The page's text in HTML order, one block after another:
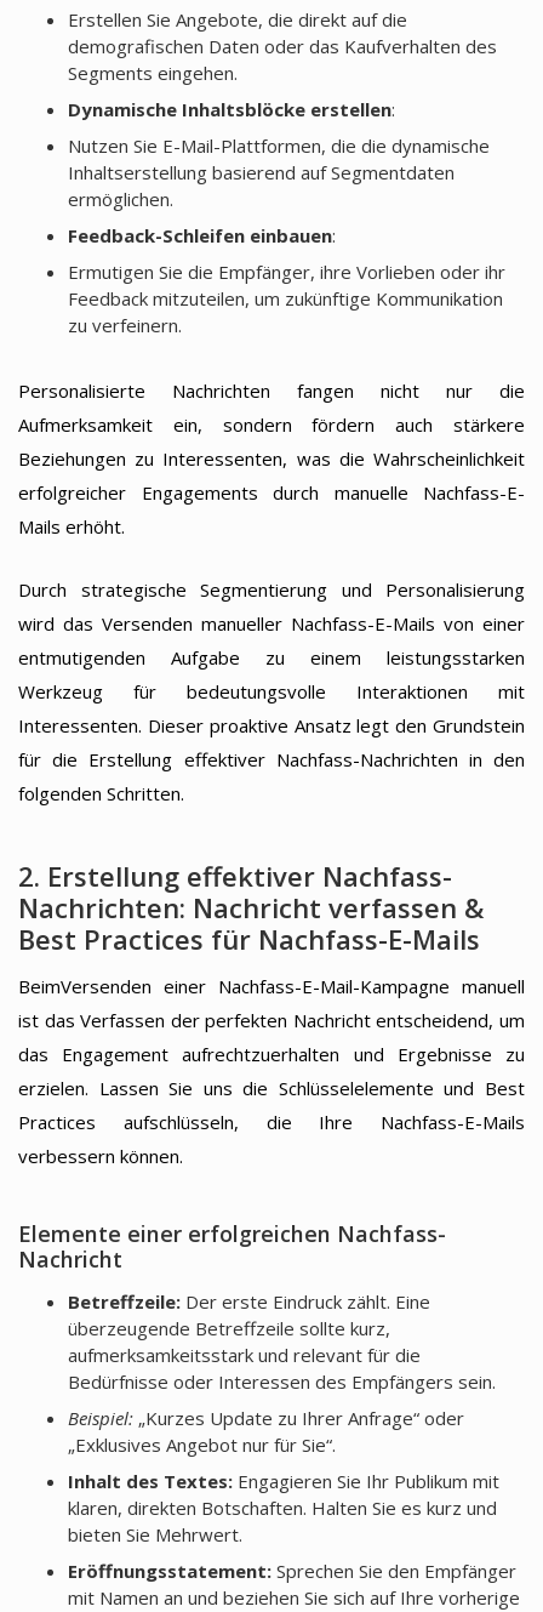
Erstellen Sie Angebote, die direkt auf die
demografischen Daten oder das Kaufverhalten des
Segments eingehen.
Dynamische Inhaltsblöcke erstellen:
Nutzen Sie E-Mail-Plattformen, die die dynamische
Inhaltserstellung basierend auf Segmentdaten
ermöglichen.
Feedback-Schleifen einbauen:
Ermutigen Sie die Empfänger, ihre Vorlieben oder ihr
Feedback mitzuteilen, um zukünftige Kommunikation
zu verfeinern.
Personalisierte Nachrichten fangen nicht nur die
Aufmerksamkeit ein, sondern fördern auch stärkere
Beziehungen zu Interessenten, was die Wahrscheinlichkeit
erfolgreicher Engagements durch manuelle Nachfass-E-
Mails erhöht.
Durch strategische Segmentierung und Personalisierung
wird das Versenden manueller Nachfass-E-Mails von einer
entmutigenden Aufgabe zu einem leistungsstarken
Werkzeug für bedeutungsvolle Interaktionen mit
Interessenten. Dieser proaktive Ansatz legt den Grundstein
für die Erstellung effektiver Nachfass-Nachrichten in den
folgenden Schritten.
2. Erstellung effektiver Nachfass-
Nachrichten: Nachricht verfassen &
Best Practices für Nachfass-E-Mails
BeimVersenden einer Nachfass-E-Mail-Kampagne manuell
ist das Verfassen der perfekten Nachricht entscheidend, um
das Engagement aufrechtzuerhalten und Ergebnisse zu
erzielen. Lassen Sie uns die Schlüsselelemente und Best
Practices aufschlüsseln, die Ihre Nachfass-E-Mails
verbessern können.
Elemente einer erfolgreichen Nachfass-
Nachricht
Betreffzeile:Der erste Eindruck zählt. Eine
überzeugende Betreffzeile sollte kurz,
aufmerksamkeitsstark und relevant für die
Bedürfnisse oder Interessen des Empfängers sein.
Beispiel:„Kurzes Update zu Ihrer Anfrage“ oder
„Exklusives Angebot nur für Sie“.
Inhalt des Textes:Engagieren Sie Ihr Publikum mit
klaren, direkten Botschaften. Halten Sie es kurz und
bieten Sie Mehrwert.
Eröffnungsstatement:Sprechen Sie den Empfänger
mit Namen an und beziehen Sie sich auf Ihre vorherige